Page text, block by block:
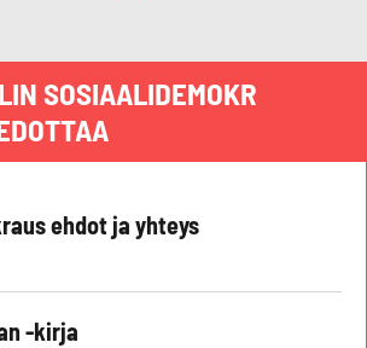
SOSIAALIDEMOKR
ehdot ja yhteys
-kirja